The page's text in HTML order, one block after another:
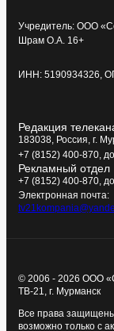
Учредитель: ООО
Шрам О.А. 16+
ИНН: 5190934326,
Редакция
183038, Россия, г.
+7 (8152) 400-870,
Рекламный отдел
+7 (8152) 400-870,
Электронная почта:
© 2006 - 2026 ООО
ТВ-21, г. Мурманск
Все права
возможно только с